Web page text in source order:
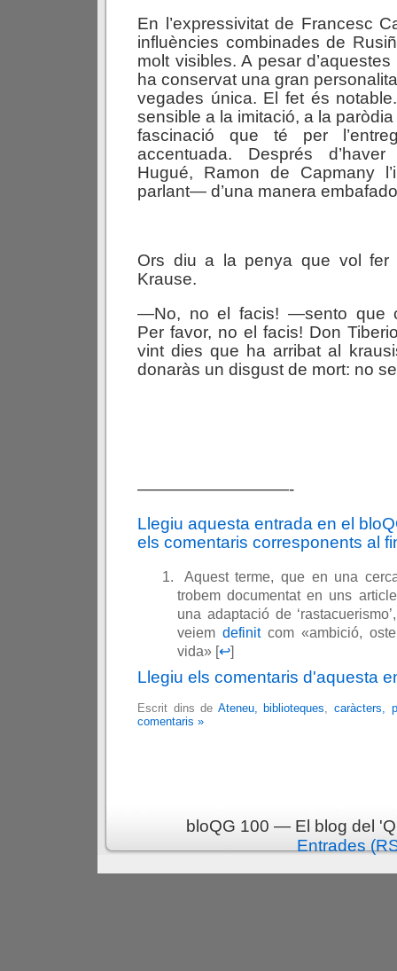
En l’expressivitat de Francesc
influències combinades de
molt visibles. A pesar
ha conservat una gran
vegades única. El fet és
sensible a la imitació, a la
fascinació que té per
accentuada. Després
Hugué, Ramon de Capmany
parlant— d’una manera
Ors diu a la penya que vol
Krause.
—No, no el facis! —sento que
Per favor, no el facis! Don
vint dies que ha arribat al
donaràs un disgust de mort: no
—————————-
Llegiu aquesta entrada en el
els comentaris corresponents al
Aquest terme, que en una
trobem documentat en uns
una adaptació de
veiem definitcom «ambició,
vida» [↩]
Llegiu els comentaris d'aquesta
Escrit dins de Ateneu, biblioteques,caràcters,
comentaris »
bloQG 100 — El blog del
Entrades